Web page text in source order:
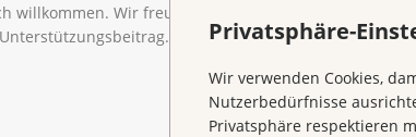
Privatsphäre-
Wir verwenden Cookies,
Nutzerbedürfnisse
Privatsphäre respektieren
willkommen. Wir freuen uns über